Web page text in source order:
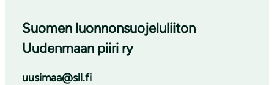
Suomen luonnonsuojeluliiton
Uudenmaan piiri ry
uusimaa@sll.fi